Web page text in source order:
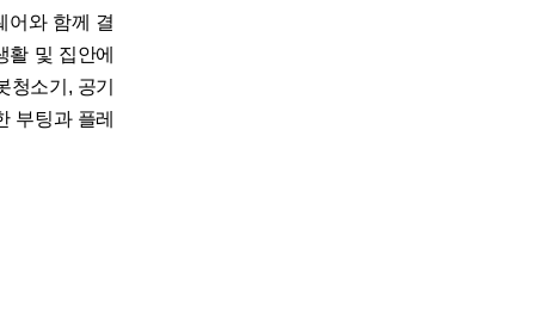
어와 함께 결
및 집안에
소기, 공기
부팅과 플레